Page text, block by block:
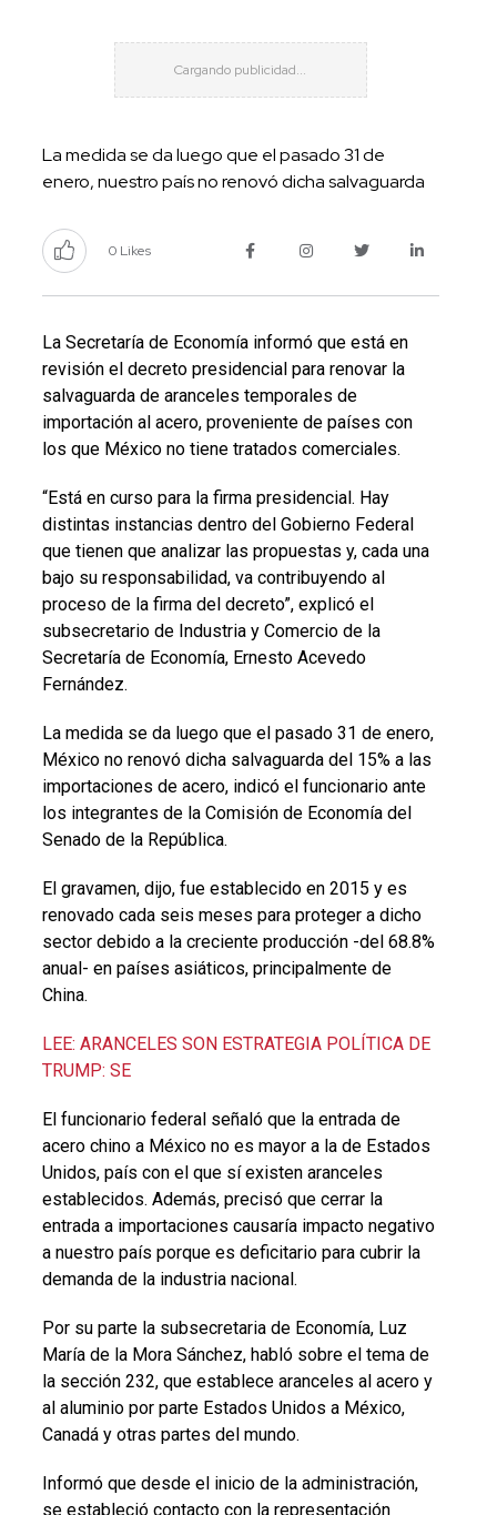
La medida se da luego que el pasado 31 de
enero, nuestro país no renovó dicha salvaguarda
0 Likes
La Secretaría de Economía informó que está en
revisión el decreto presidencial para renovar la
salvaguarda de aranceles temporales de
importación al acero, proveniente de países con
los que México no tiene tratados comerciales.
“Está en curso para la firma presidencial. Hay
distintas instancias dentro del Gobierno Federal
que tienen que analizar las propuestas y, cada una
bajo su responsabilidad, va contribuyendo al
proceso de la firma del decreto”, explicó el
subsecretario de Industria y Comercio de la
Secretaría de Economía, Ernesto Acevedo
Fernández.
La medida se da luego que el pasado 31 de enero,
México no renovó dicha salvaguarda del 15% a las
importaciones de acero, indicó el funcionario ante
los integrantes de la Comisión de Economía del
Senado de la República.
El gravamen, dijo, fue establecido en 2015 y es
renovado cada seis meses para proteger a dicho
sector debido a la creciente producción -del 68.8%
anual- en países asiáticos, principalmente de
China.
LEE: ARANCELES SON ESTRATEGIA POLÍTICA DE
TRUMP: SE
El funcionario federal señaló que la entrada de
acero chino a México no es mayor a la de Estados
Unidos, país con el que sí existen aranceles
establecidos. Además, precisó que cerrar la
entrada a importaciones causaría impacto negativo
a nuestro país porque es deficitario para cubrir la
demanda de la industria nacional.
Por su parte la subsecretaria de Economía, Luz
María de la Mora Sánchez, habló sobre el tema de
la sección 232, que establece aranceles al acero y
al aluminio por parte Estados Unidos a México,
Canadá y otras partes del mundo.
Informó que desde el inicio de la administración,
se estableció contacto con la representación